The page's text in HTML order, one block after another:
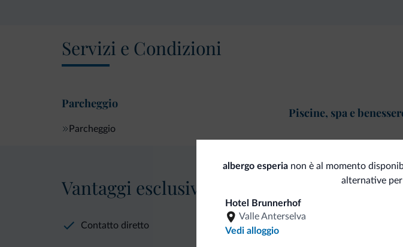
Servizi e Condizioni
Parcheggio
Parcheggio
Piscine, spa e
albergo esperia non è al momento
alternative
Hotel Brunnerhof
Valle Anterselva
Vedi alloggio
Vantaggi esclusivi Dolomiti.it
Contatto diretto